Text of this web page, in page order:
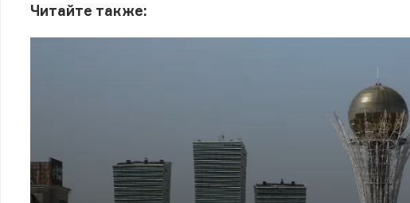
Читайте также: